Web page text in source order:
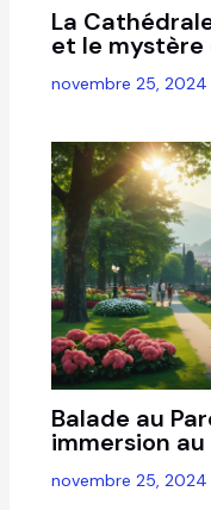
La
et le mystère
novembre 25, 2024
Balade au
immersion
novembre 25, 2024